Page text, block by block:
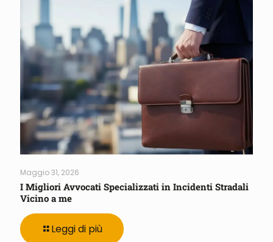
Maggio 31, 2026
I Migliori Avvocati Specializzati in Incidenti Stradali
Vicino a me
Leggi di più